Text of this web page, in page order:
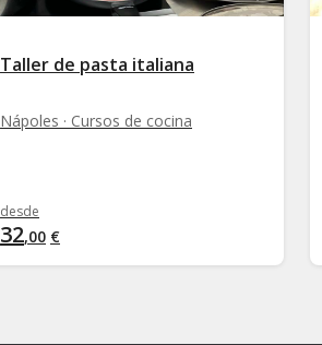
Taller de pasta italiana
Nápoles · Cursos de cocina
desde
32,00 €